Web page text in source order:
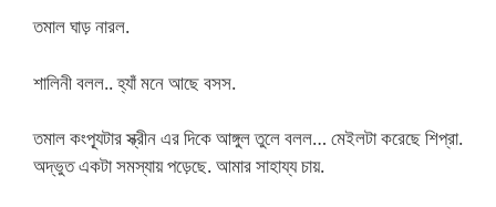
তমাল ঘাড় নারল.
শালিনী বলল.. হ্যাঁ মনে আছে বসস.
তমাল কংপ্যূটার স্ক্রীন এর দিকে আঙ্গুল তুলে বলল… মেইলটা করেছে শিপ্রা.
অদ্ভুত একটা সমস্যায় পড়েছে. আমার সাহায্য চায়.